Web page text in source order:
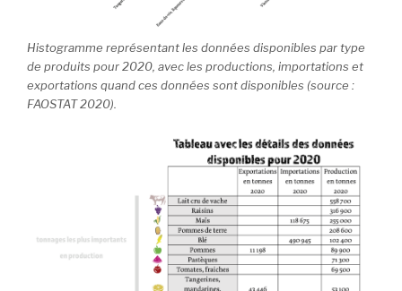
Histogramme représentant les données disponibles par type
de produits pour 2020, avec les productions, importations et
exportations quand ces données sont disponibles (source :
FAOSTAT 2020).